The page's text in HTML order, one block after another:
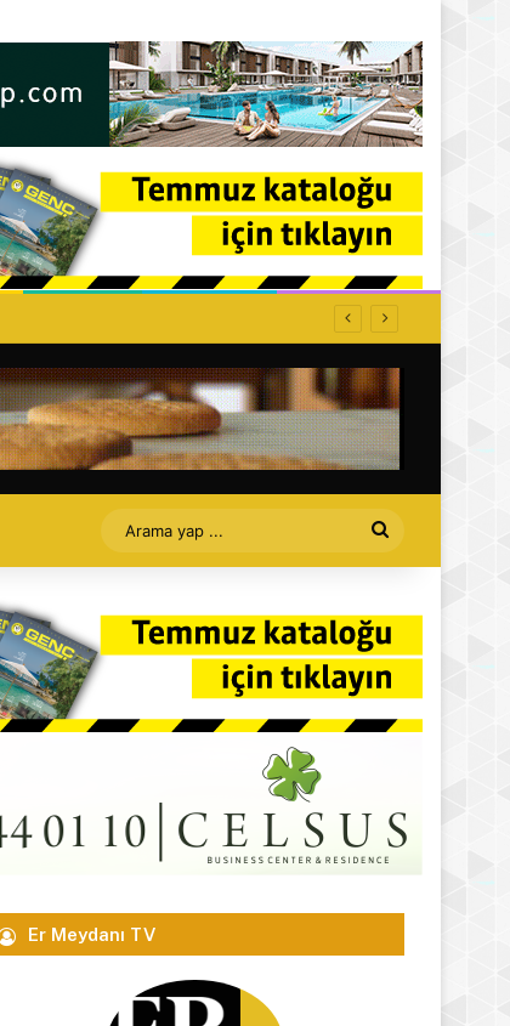
Arama
yap
...
Er Meydanı TV